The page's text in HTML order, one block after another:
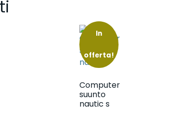
In
offerta!
Computer
suunto
nautic s